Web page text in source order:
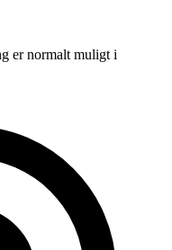
er normalt muligt i